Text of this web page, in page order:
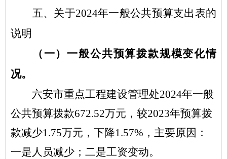
五、关于2024年一般公共预算支出表的
说明
（一）一般公共预算拨款规模变化情
况。
六安市重点工程建设管理处2024年一般
公共预算拨款672.52万元 ， 较2023年预算拨
款减少1.75万元，下降1.57% ，主要原因：
一是人员减少 ；二是工资变动。